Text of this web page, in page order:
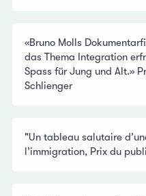
«Bruno Molls
das Thema Integration
Spass für Jung und Alt.»
Schlienger
"Un tableau salutaire
l’immigration, Prix du